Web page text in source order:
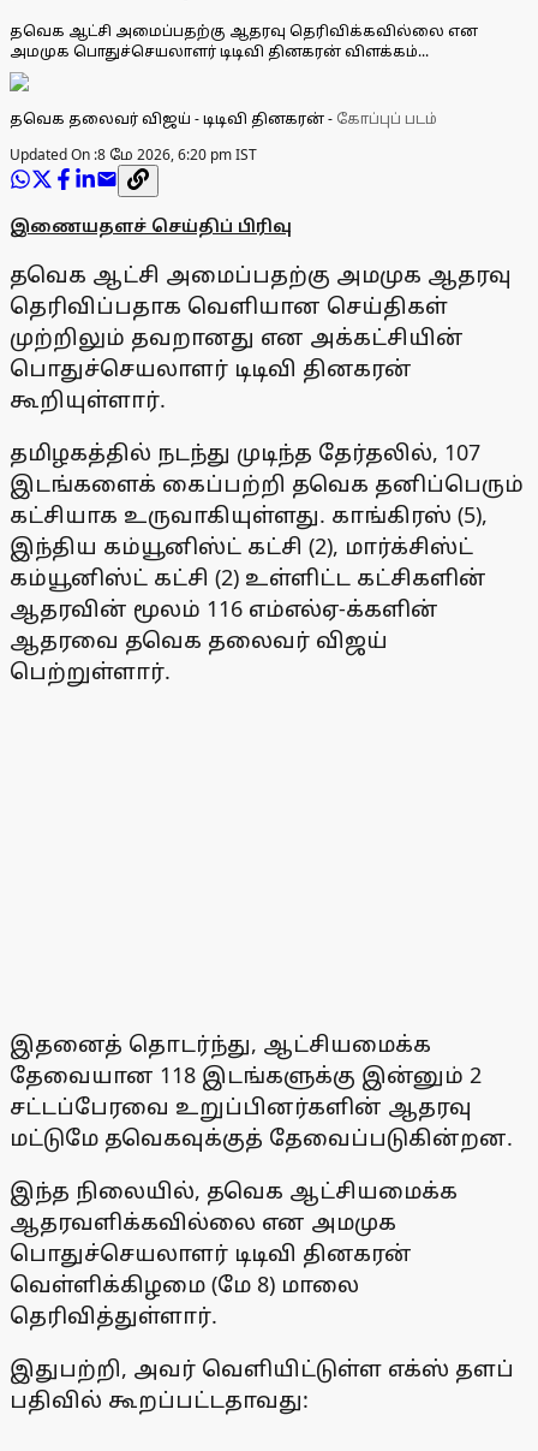
தவெக ஆட்சி அமைப்பதற்கு ஆதரவு தெரிவிக்கவில்லை என
அமமுக பொதுச்செயலாளர் டிடிவி தினகரன் விளக்கம்...
தவெக தலைவர் விஜய் - டிடிவி தினகரன்- கோப்புப் படம்
Updated On :8 மே 2026, 6:20 pm IST
இணையதளச் செய்திப் பிரிவு
தவெக ஆட்சி அமைப்பதற்கு அமமுக ஆதரவு
தெரிவிப்பதாக வெளியான செய்திகள்
முற்றிலும் தவறானது என அக்கட்சியின்
பொதுச்செயலாளர் டிடிவி தினகரன்
கூறியுள்ளார்.
தமிழகத்தில் நடந்து முடிந்த தேர்தலில், 107
இடங்களைக் கைப்பற்றி தவெக தனிப்பெரும்
கட்சியாக உருவாகியுள்ளது. காங்கிரஸ் (5),
இந்திய கம்யூனிஸ்ட் கட்சி (2), மார்க்சிஸ்ட்
கம்யூனிஸ்ட் கட்சி (2) உள்ளிட்ட கட்சிகளின்
ஆதரவின் மூலம் 116 எம்எல்ஏ-க்களின்
ஆதரவை தவெக தலைவர் விஜய்
பெற்றுள்ளார்.
இதனைத் தொடர்ந்து, ஆட்சியமைக்க
தேவையான 118 இடங்களுக்கு இன்னும் 2
சட்டப்பேரவை உறுப்பினர்களின் ஆதரவு
மட்டுமே தவெகவுக்குத் தேவைப்படுகின்றன.
இந்த நிலையில், தவெக ஆட்சியமைக்க
ஆதரவளிக்கவில்லை என அமமுக
பொதுச்செயலாளர் டிடிவி தினகரன்
வெள்ளிக்கிழமை (மே 8) மாலை
தெரிவித்துள்ளார்.
இதுபற்றி, அவர் வெளியிட்டுள்ள எக்ஸ் தளப்
பதிவில் கூறப்பட்டதாவது: